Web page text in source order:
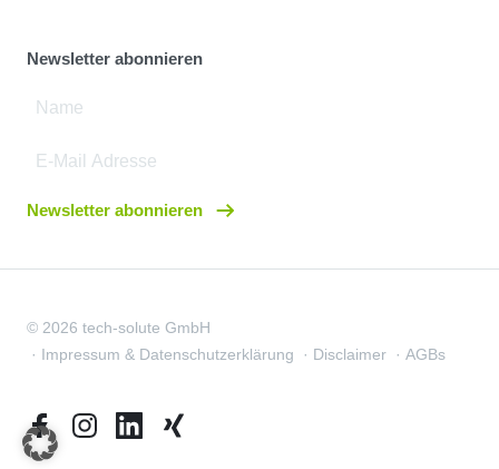
Newsletter abonnieren
Newsletter abonnieren
© 2026 tech-solute GmbH
Impressum & Datenschutzerklärung
Disclaimer AGBs